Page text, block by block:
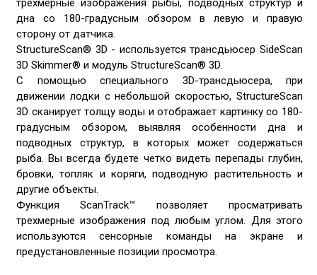
трехмерные изображения рыбы, подводных структур и
дна со 180-градусным обзором в левую и правую
сторону от датчика.
StructureScan® 3D - используется трансдьюсер SideScan
3D Skimmer® и модуль StructureScan® 3D.
С помощью специального 3D-трансдьюсера, при
движении лодки с небольшой скоростью, StructureScan
3D сканирует толщу воды и отображает картинку со 180-
градусным обзором, выявляя особенности дна и
подводных структур, в которых может содержаться
рыба. Вы всегда будете четко видеть перепады глубин,
бровки, топляк и коряги, подводную растительность и
другие объекты.
Функция ScanTrack™ позволяет просматривать
трехмерные изображения под любым углом. Для этого
используются сенсорные команды на экране и
предустановленные позиции просмотра.